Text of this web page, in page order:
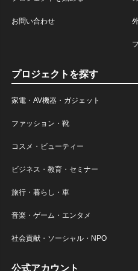
お問い合わせ
プロジェクトを探す
家電・AV機器・ガジェット
ファッション・靴
コスメ・ビューティー
ビジネス・教育・セミナー
旅行・暮らし・車
音楽・ゲーム・エンタメ
社会貢献・ソーシャル・NPO
公式アカウント